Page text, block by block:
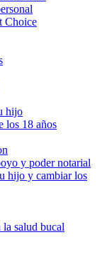
Choice
hijo
los 18 años
y poder notarial
hijo y cambiar los
la salud bucal